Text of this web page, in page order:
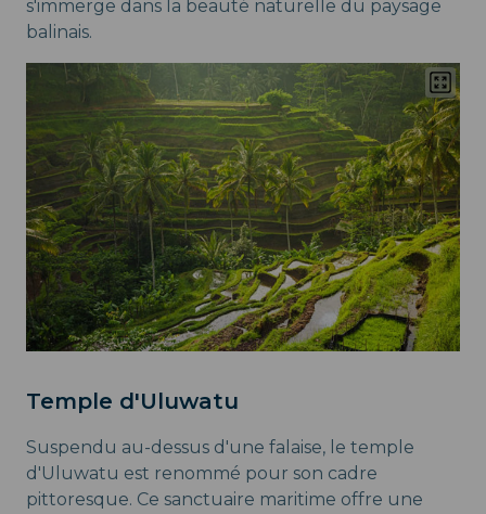
s'immerge dans la beauté naturelle du paysage
balinais.
Temple d'Uluwatu
Suspendu au-dessus d'une falaise, le temple
d'Uluwatu est renommé pour son cadre
pittoresque. Ce sanctuaire maritime offre une